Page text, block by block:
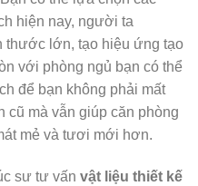
hiện nay, người ta
thước lớn, tạo hiệu ứng tạo
với phòng ngủ bạn có thể
để bạn không phải mất
cũ mà vẫn giúp căn phòng
mẻ và tươi mới hơn.
sư tư vấn vật liệu thiết kế